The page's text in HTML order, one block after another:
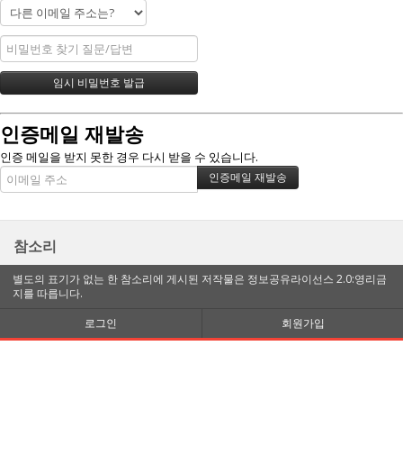
인증메일 재발송
인증 메일을 받지 못한 경우 다시 받을 수 있습니다.
참소리
별도의 표기가 없는 한 참소리에 게시된 저작물은 정보공유라이선스 2.0:영리금
지를 따릅니다.
로그인
회원가입